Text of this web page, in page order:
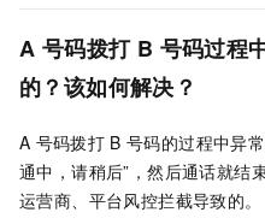
A 号码拨打 B 号码过程
的？该如何解决？
A 号码拨打 B 号码的过程中异
通中，请稍后”，然后通话就结
运营商、平台风控拦截导致的。